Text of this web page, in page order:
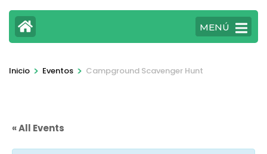
MENÚ
Inicio > Eventos > Campground Scavenger Hunt
« All Events